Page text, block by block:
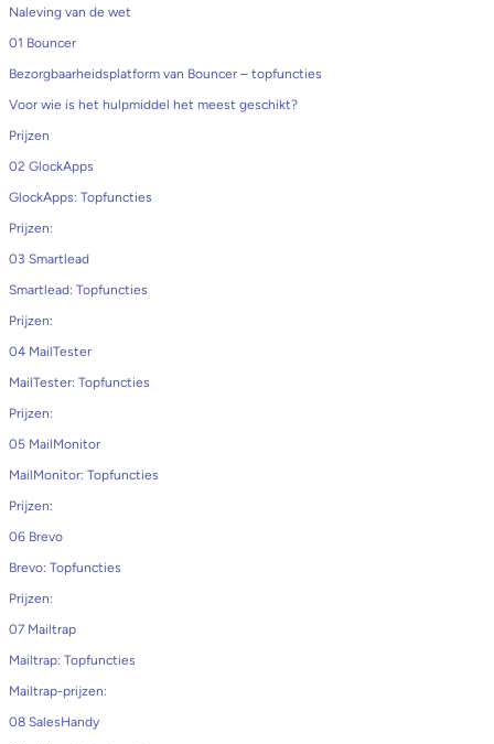
Naleving van de wet
01 Bouncer
Bezorgbaarheidsplatform van Bouncer – topfuncties
Voor wie is het hulpmiddel het meest geschikt?
Prijzen
02 GlockApps
GlockApps: Topfuncties
Prijzen:
03 Smartlead
Smartlead: Topfuncties
Prijzen:
04 MailTester
MailTester: Topfuncties
Prijzen:
05 MailMonitor
MailMonitor: Topfuncties
Prijzen:
06 Brevo
Brevo: Topfuncties
Prijzen:
07 Mailtrap
Mailtrap: Topfuncties
Mailtrap-prijzen:
08 SalesHandy